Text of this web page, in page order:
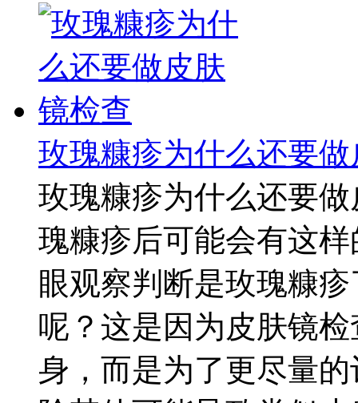
玫瑰糠疹为什么还要
玫瑰糠疹为什么还要
瑰糠疹后可能会有这
眼观察判断是玫瑰糠
呢？这是因为皮肤镜
身，而是为了更尽量